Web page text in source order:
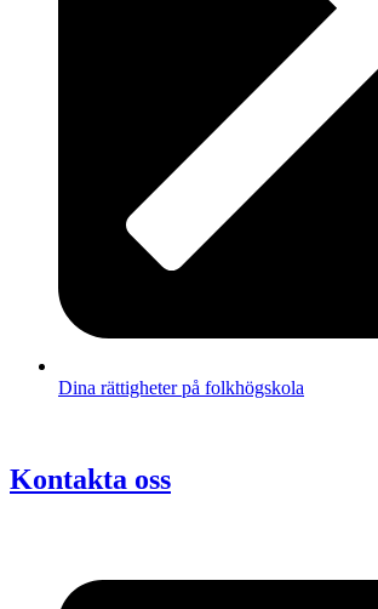
Dina rättigheter på folkhögskola
Kontakta oss